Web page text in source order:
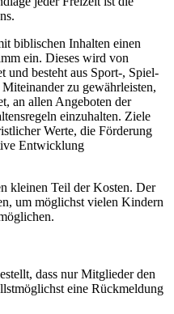
biblischen Inhalten einen
ein. Dieses wird von
und besteht aus Sport-, Spiel-
zu gewährleisten,
an allen Angeboten der
einzuhalten. Ziele
Werte, die Förderung
Entwicklung
kleinen Teil der Kosten. Der
um möglichst vielen Kindern
dass nur Mitglieder den
eine Rückmeldung